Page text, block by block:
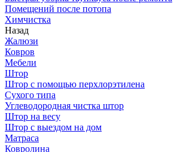
Помещений после потопа
Химчистка
Назад
Жалюзи
Ковров
Мебели
Штор
Штор с помощью перхлорэтилена
Сухого типа
Углеводородная чистка штор
Штор на весу
Штор с выездом на дом
Матраса
Ковролина